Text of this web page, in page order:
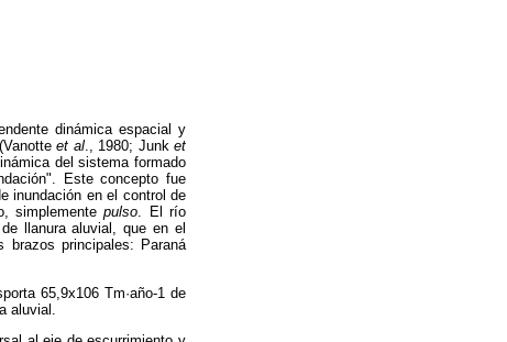
dinámica espacial y
et al., 1980; Junket
del sistema formado
Este concepto fue
inundación en el control de
simplementepulso. El río
llanura aluvial, que en el
principales: Paraná
65,9x106 Tm·año-1 de
aluvial.